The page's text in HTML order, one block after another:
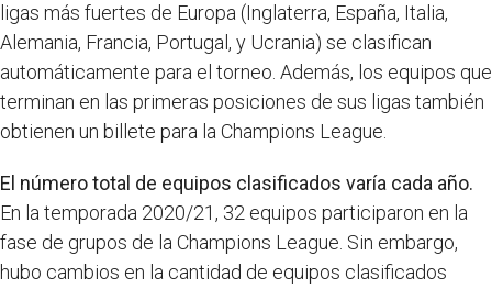
ligas más fuertes de Europa (Inglaterra, España, Italia,
Alemania, Francia, Portugal, y Ucrania) se clasifican
automáticamente para el torneo. Además, los equipos que
terminan en las primeras posiciones de sus ligas también
obtienen un billete para la Champions League.
El número total de equipos clasificados varía cada año.
En la temporada 2020/21, 32 equipos participaron en la
fase de grupos de la Champions League. Sin embargo,
hubo cambios en la cantidad de equipos clasificados